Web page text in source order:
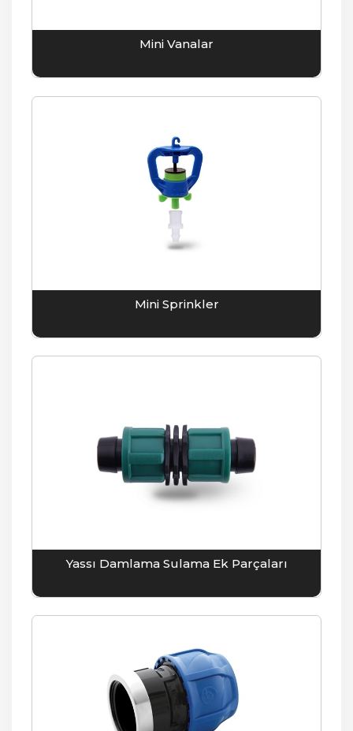
Mini Vanalar
Mini Sprinkler
Yassı Damlama Sulama Ek Parçaları